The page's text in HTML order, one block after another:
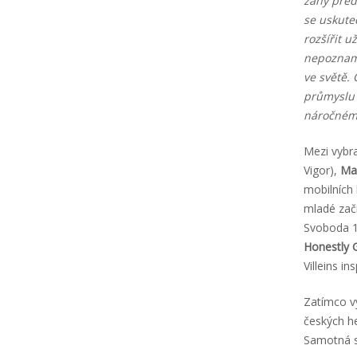
se
rozšířit
ve světě.
Mezi
Vigor),
mobilních
mladé
Svoboda
Honestly
Villeins
Zatímco
českých
Samotná